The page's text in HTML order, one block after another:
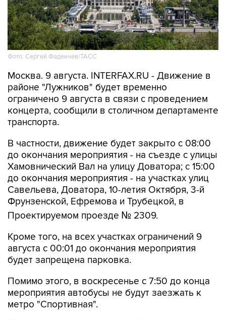
Фото: Сергей Фадеичев/ТАСС
Москва. 9 августа. INTERFAX.RU - Движение в
районе "Лужников" будет временно
ограничено 9 августа в связи с проведением
концерта, сообщили в столичном департаменте
транспорта.
В частности, движение будет закрыто с 08:00
до окончания мероприятия - на съезде с улицы
Хамовнический Вал на улицу Доватора; с 15:00
до окончания мероприятия - на участках улиц
Савельева, Доватора, 10-летия Октября, 3-й
Фрунзенской, Ефремова и Трубецкой, в
Проектируемом проезде № 2309.
Кроме того, на всех участках ограничений 9
августа с 00:01 до окончания мероприятия
будет запрещена парковка.
Помимо этого, в воскресенье с 7:50 до конца
мероприятия автобусы не будут заезжать к
метро "Спортивная".